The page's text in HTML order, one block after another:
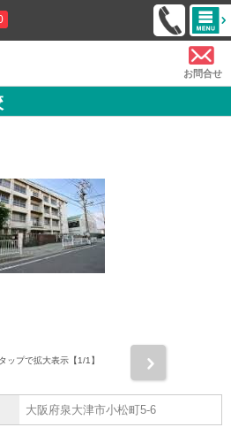
お問合せ
ップで拡大表示【1/1】
大阪府泉大津市小松町5-6